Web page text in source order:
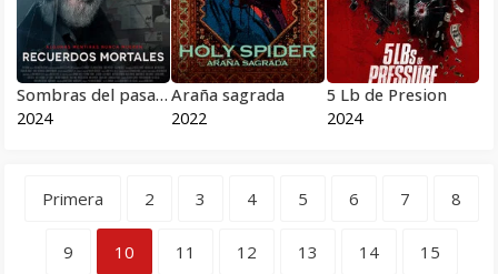
Sombras del pasado
2024
Araña sagrada
2022
5 Lb de Presion
2024
Primera 2 3 4 5 6 7 8
9 10 11 12 13 14 15